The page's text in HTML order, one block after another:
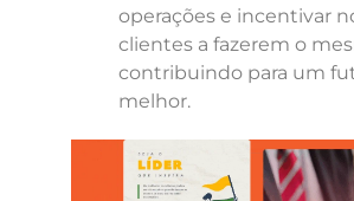
operações e incentivar
clientes a fazerem o
contribuindo para um
melhor.